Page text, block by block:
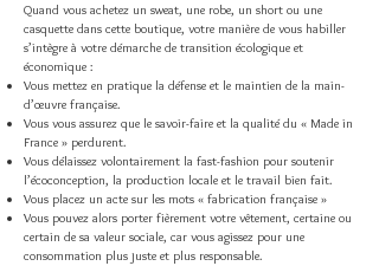
Quand vous achetez un sweat, une robe, un short ou une
casquette dans cette boutique, votre manière de vous habiller
s’intègre à votre démarche de transition écologique et
économique :
Vous mettez en pratique la défense et le maintien de la main-
d’œuvre française.
Vous vous assurez que le savoir-faire et la qualité du « Made in
France » perdurent.
Vous délaissez volontairement la fast-fashion pour soutenir
l’écoconception, la production locale et le travail bien fait.
Vous placez un acte sur les mots « fabrication française »
Vous pouvez alors porter fièrement votre vêtement, certaine ou
certain de sa valeur sociale, car vous agissez pour une
consommation plus juste et plus responsable.